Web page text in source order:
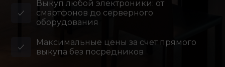
Выкуп любой электроники: от
смартфонов до серверного
оборудования
Максимальные цены за счет прямого
выкупа без посредников